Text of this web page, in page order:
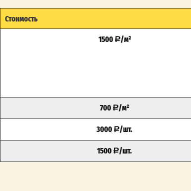
Стоимость
1500 /м²
700 /м²
3000 /шт.
1500 /шт.